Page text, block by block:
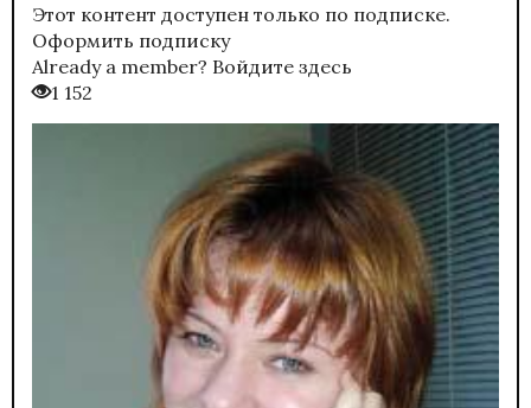
Этот контент доступен только по подписке.
Оформить подписку
Already a member? Войдите здесь
1 152